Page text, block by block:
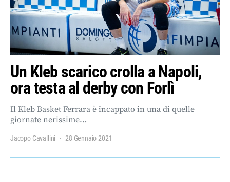
Un Kleb scarico crolla a Napoli,
ora testa al derby con Forlì
Il Kleb Basket Ferrara è incappato in una di quelle
giornate nerissime…
Jacopo Cavallini 28 Gennaio 2021